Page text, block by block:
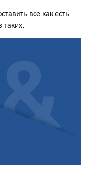
все как есть,
таких.